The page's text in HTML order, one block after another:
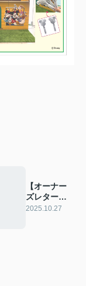
【オーナー
ズレター
vol.67】
2025.10.27